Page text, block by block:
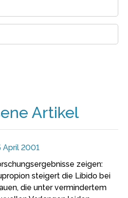
Artikel
April 2001
zeigen:
steigert die Libido bei
die unter vermindertem